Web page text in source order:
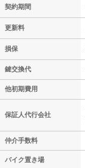
契約期間
更新料
損保
鍵交換代
他初期費用
保証人代行会社
仲介手数料
バイク置き場